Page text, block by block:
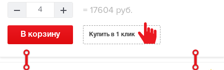
4 = 17604 руб.
В корзину Купить в 1 клик